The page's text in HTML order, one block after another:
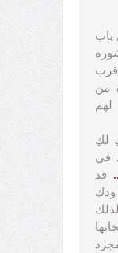
باب
من
لكِ
في
.. قد
ودك